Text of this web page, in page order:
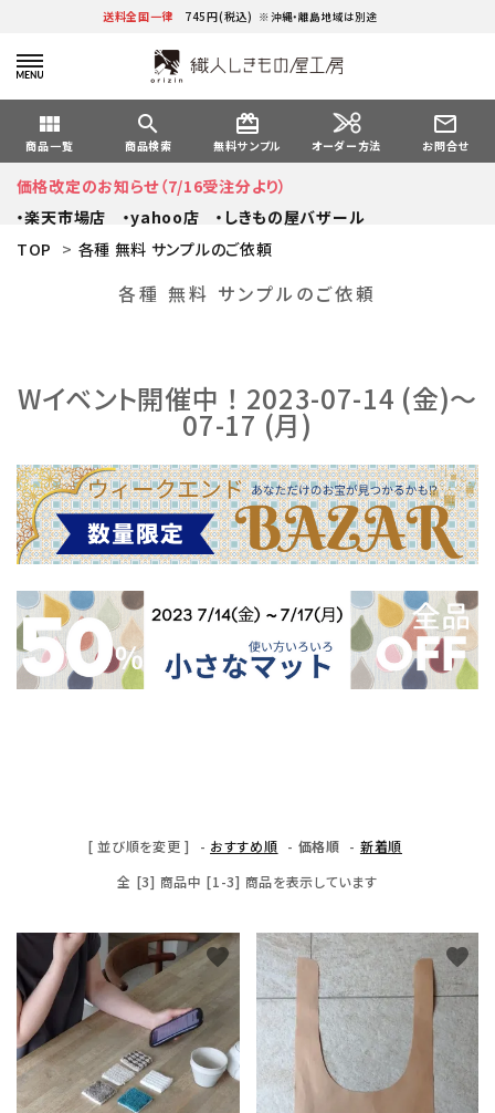
送料全国一律 745円(税込) ※沖縄・離島地域は別途
view_module
商品一覧
search
商品検索
card_giftcard
無料サンプル オーダー方法
mail_outline
お問合せ
価格改定のお知らせ（7/16受注分より）
・楽天市場店
・yahoo店
・しきもの屋バザール
TOP > 各種 無料 サンプルのご依頼
各種 無料 サンプルのご依頼
Wイベント開催中 ！ 2023-07-14 (金)～
07-17 (月)
[ 並び順を変更 ] - おすすめ順 - 価格順 - 新着順
全 [3] 商品中 [1-3] 商品を表示しています
favorite favorite